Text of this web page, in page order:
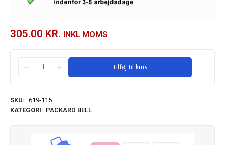
305.00 KR. INKL MOMS
Tilføj til kurv
SKU: 619-115
KATEGORI: PACKARD BELL